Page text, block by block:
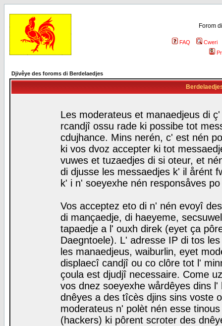
Forom
FAQ
Cweri
Djivêye des foroms di Berdelaedjes
Les moderateus et manaedjeus di
rcandjî ossu rade ki possibe tot
cdujhance. Mins nerén, c' est nén
ki vos dvoz accepter ki tot
vuwes et tuzaedjes di si oteur, et
di djusse les messaedjes k' il årént
k' i n' soeyexhe nén responsåves
Vos acceptez eto di n' nén evoyî
di mançaedje, di haeyeme,
tapaedje a l' ouxh direk (eyet ça
Daegntoele). L' adresse IP di tos
les manaedjeus, waiburlin, eyet
displaecî candjî ou co clôre tot l'
çoula est djudjî necessaire. Come
vos dnez soeyexhe wårdêyes dins
dnêyes a des tîcès djins sins voste
moderateus n' polèt nén esse
(hackers) ki pôrent scroter des